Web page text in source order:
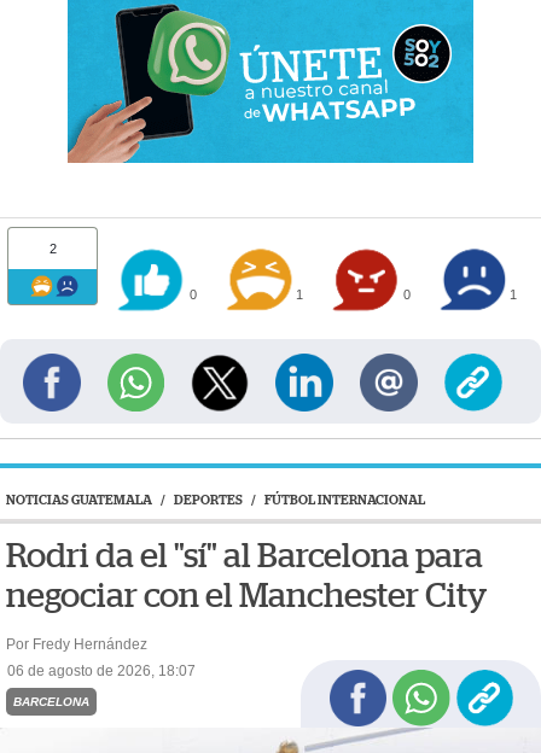
2
0 1 0 1
NOTICIAS GUATEMALA / DEPORTES / FÚTBOL INTERNACIONAL
Rodri da el "sí" al Barcelona para
negociar con el Manchester City
Por Fredy Hernández
06 de agosto de 2026, 18:07
BARCELONA